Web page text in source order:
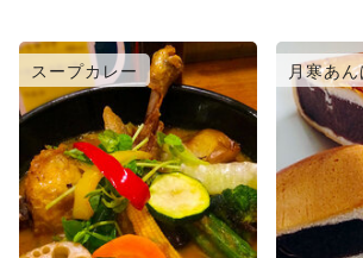
スープカレー 月寒あ